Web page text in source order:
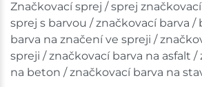
Značkovací sprej / sprej
sprej s barvou / značkovací barva /
barva na značení ve spreji /
spreji / značkovací barva na asfalt /
na beton / značkovací barva na